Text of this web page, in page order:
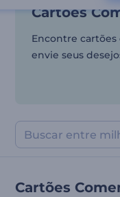
Cartões
Encontre cartões
envie seus
Cartões